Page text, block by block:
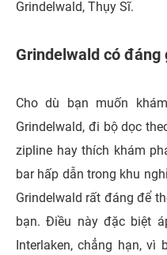
Grindelwald, Thụy Sĩ.
Grindelwald có đáng
Cho dù bạn muốn
Grindelwald, đi bộ dọc
zipline hay thích khám
bar hấp dẫn trong khu
Grindelwald rất đáng để
bạn. Điều này đặc biệt
Interlaken, chẳng hạn, vì